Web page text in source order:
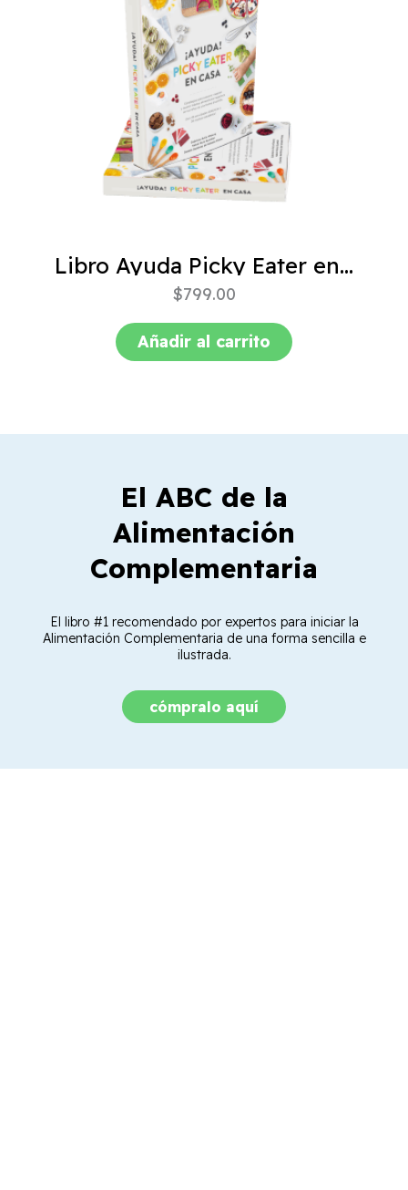
Libro Ayuda Picky Eater en casa
$799.00
Añadir al carrito
El ABC de la
Alimentación
Complementaria
El libro #1 recomendado por expertos para iniciar la
Alimentación Complementaria de una forma sencilla e
ilustrada.
cómpralo aquí